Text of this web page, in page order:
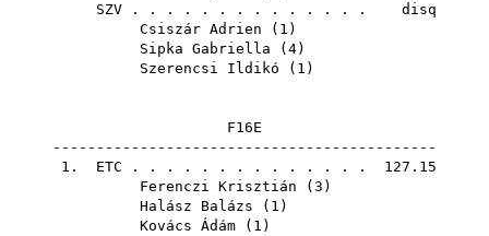
SZV . . . . . . . . . . . . . . disq
Csiszár Adrien ( 1 )
Sipka Gabriella ( 4)
Szerencsi Ildikó ( 1 )
F16E
--------------------------------------------
1. ETC . . . . . . . . . . . . . . 127.15
Ferenczi Krisztián ( 3 )
Halász Balázs ( 1 )
Kovács Ádám ( 1 )